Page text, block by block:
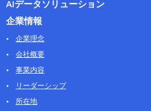
AIデータソリューション
企業情報
企業理念
会社概要
事業内容
リーダーシップ
所在地